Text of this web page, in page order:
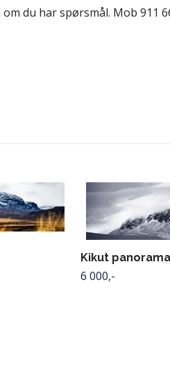
du har spørsmål. Mob 911
Kikut panorama
6 000,-